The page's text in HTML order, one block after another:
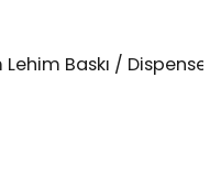
Baskı / Dispenser